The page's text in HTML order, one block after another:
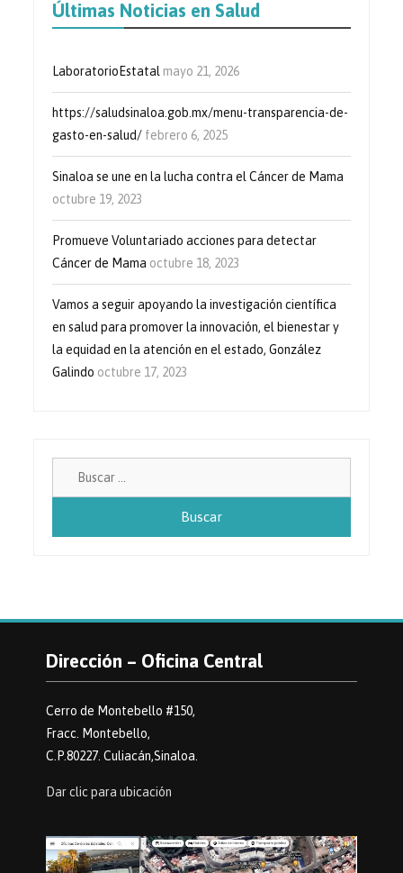
Últimas Noticias en Salud
LaboratorioEstatal mayo 21, 2026
https://saludsinaloa.gob.mx/menu-transparencia-de-
gasto-en-salud/ febrero 6, 2025
Sinaloa se une en la lucha contra el Cáncer de Mama
octubre 19, 2023
Promueve Voluntariado acciones para detectar
Cáncer de Mama octubre 18, 2023
Vamos a seguir apoyando la investigación científica
en salud para promover la innovación, el bienestar y
la equidad en la atención en el estado, González
Galindo octubre 17, 2023
Dirección – Oficina Central
Cerro de Montebello #150,
Fracc. Montebello,
C.P.80227. Culiacán,Sinaloa.
Dar clic para ubicación